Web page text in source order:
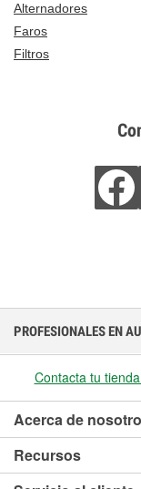
Alternadores
Faros
Filtros
PROFESIONALES EN
Contacta tu
Acerca de
Recursos